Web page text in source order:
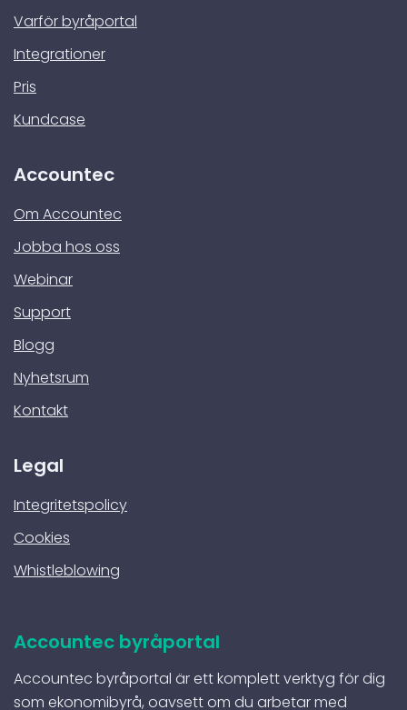
Varför byråportal
Integrationer
Pris
Kundcase
Accountec
Om Accountec
Jobba hos oss
Webinar
Support
Blogg
Nyhetsrum
Kontakt
Legal
Integritetspolicy
Cookies
Whistleblowing
Accountec byråportal
Accountec byråportal är ett komplett verktyg för dig
som ekonomibyrå, oavsett om du arbetar med